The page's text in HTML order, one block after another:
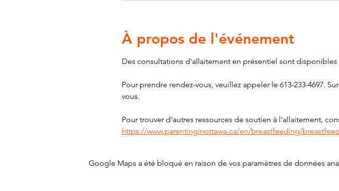
À propos de l'événement
Des consultations d'allaitement en présentiel sont disponibles
Pour prendre rendez-vous, veuillez appeler le 613-233-4697.
vous.
Pour trouver d'autres ressources de soutien à l'allaitement,
https://www.parentinginottawa.ca/en/breastfeeding/
Google Maps a été bloqué en raison de vos paramètres de données